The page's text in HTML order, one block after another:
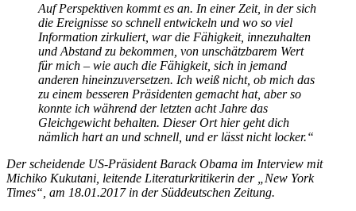
Auf Perspektiven kommt es an. In einer Zeit, in der sich
die Ereignisse so schnell entwickeln und wo so viel
Information zirkuliert, war die Fähigkeit, innezuhalten
und Abstand zu bekommen, von unschätzbarem Wert
für mich – wie auch die Fähigkeit, sich in jemand
anderen hineinzuversetzen. Ich weiß nicht, ob mich das
zu einem besseren Präsidenten gemacht hat, aber so
konnte ich während der letzten acht Jahre das
Gleichgewicht behalten. Dieser Ort hier geht dich
nämlich hart an und schnell, und er lässt nicht locker.“
Der scheidende US-Präsident Barack Obama im Interview mit
Michiko Kukutani, leitende Literaturkritikerin der „New York
Times“, am 18.01.2017 in der Süddeutschen Zeitung.